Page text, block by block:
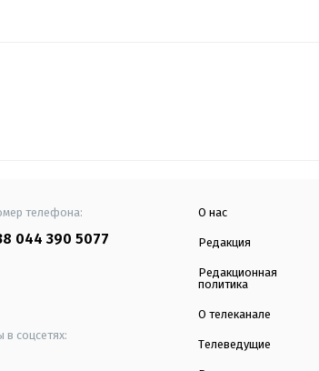
телефона:
044 390 5077
в соцсетях:
О нас
Редакция
Редакционная
политика
О телеканале
Телеведущие